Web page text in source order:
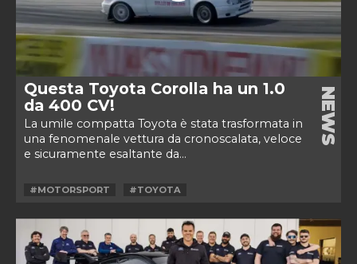
Questa Toyota Corolla ha un 1.0
da 400 CV!
La umile compatta Toyota è stata trasformata in
una fenomenale vettura da cronoscalata, veloce
e sicuramente esaltante da...
NEWS
#MOTORSPORT #TOYOTA